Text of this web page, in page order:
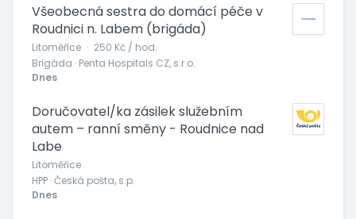
Všeobecná sestra do domácí péče v
Roudnici n. Labem (brigáda)
Litoměřice · 250 Kč / hod.
Brigáda · Penta Hospitals CZ, s.r.o.
Dnes
Doručovatel/ka zásilek služebním
autem – ranní směny - Roudnice nad
Labe
Litoměřice
HPP · Česká pošta, s.p.
Dnes